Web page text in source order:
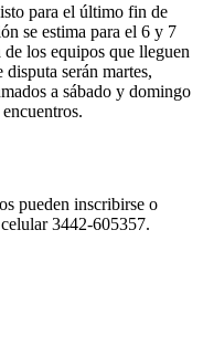
para el último fin de
se estima para el 6 y 7
los equipos que lleguen
serán martes,
a sábado y domingo
pueden inscribirse o
3442-605357.